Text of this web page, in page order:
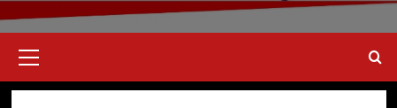
Menu